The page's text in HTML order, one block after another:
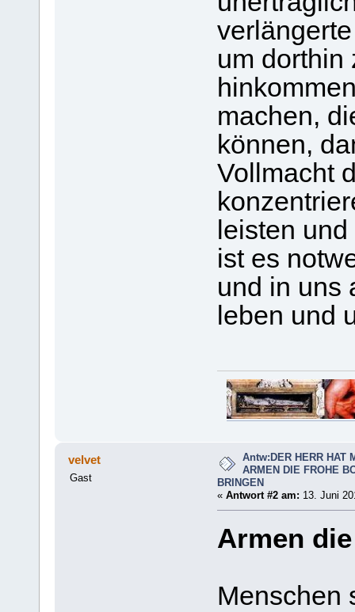
um dorthin
machen,
können,
Vollmacht
leisten
ist es
und in uns
leben und
velvet
Gast
Antw:DER HERR HAT
ARMEN DIE FROHE
BRINGEN
« Antwort #2 am: 13. Juni
Armen
Menschen